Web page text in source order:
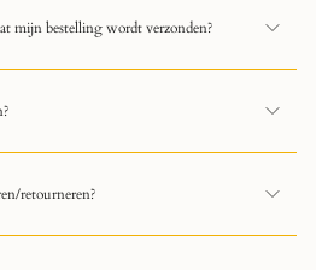
mijn bestelling wordt verzonden?
retourneren?